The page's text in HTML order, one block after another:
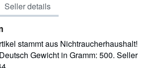
Seller details
stammt aus Nichtraucherhaushalt!
Gewicht in Gramm: 500. Seller